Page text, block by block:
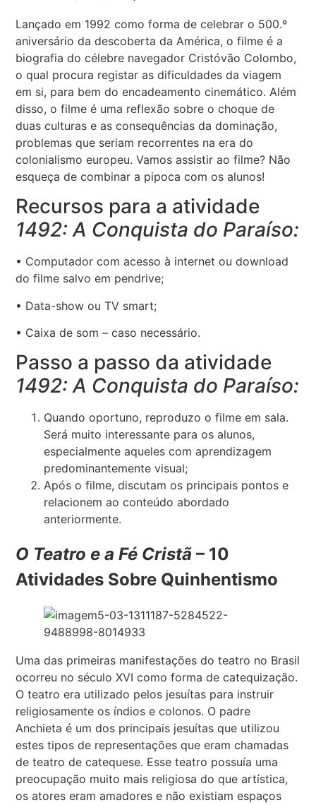
Lançado em 1992 como forma de celebrar o 500.º
aniversário da descoberta da América, o filme é a
biografia do célebre navegador Cristóvão Colombo,
o qual procura registar as dificuldades da viagem
em si, para bem do encadeamento cinemático. Além
disso, o filme é uma reflexão sobre o choque de
duas culturas e as consequências da dominação,
problemas que seriam recorrentes na era do
colonialismo europeu. Vamos assistir ao filme? Não
esqueça de combinar a pipoca com os alunos!
Recursos para a atividade
1492: A Conquista do Paraíso:
• Computador com acesso à internet ou download
do filme salvo em pendrive;
• Data-show ou TV smart;
• Caixa de som – caso necessário.
Passo a passo da atividade
1492: A Conquista do Paraíso:
Quando oportuno, reproduzo o filme em sala.
Será muito interessante para os alunos,
especialmente aqueles com aprendizagem
predominantemente visual;
Após o filme, discutam os principais pontos e
relacionem ao conteúdo abordado
anteriormente.
O Teatro e a Fé Cristã – 10
Atividades Sobre Quinhentismo
Uma das primeiras manifestações do teatro no Brasil
ocorreu no século XVI como forma de catequização.
O teatro era utilizado pelos jesuítas para instruir
religiosamente os índios e colonos. O padre
Anchieta é um dos principais jesuítas que utilizou
estes tipos de representações que eram chamadas
de teatro de catequese. Esse teatro possuía uma
preocupação muito mais religiosa do que artística,
os atores eram amadores e não existiam espaços